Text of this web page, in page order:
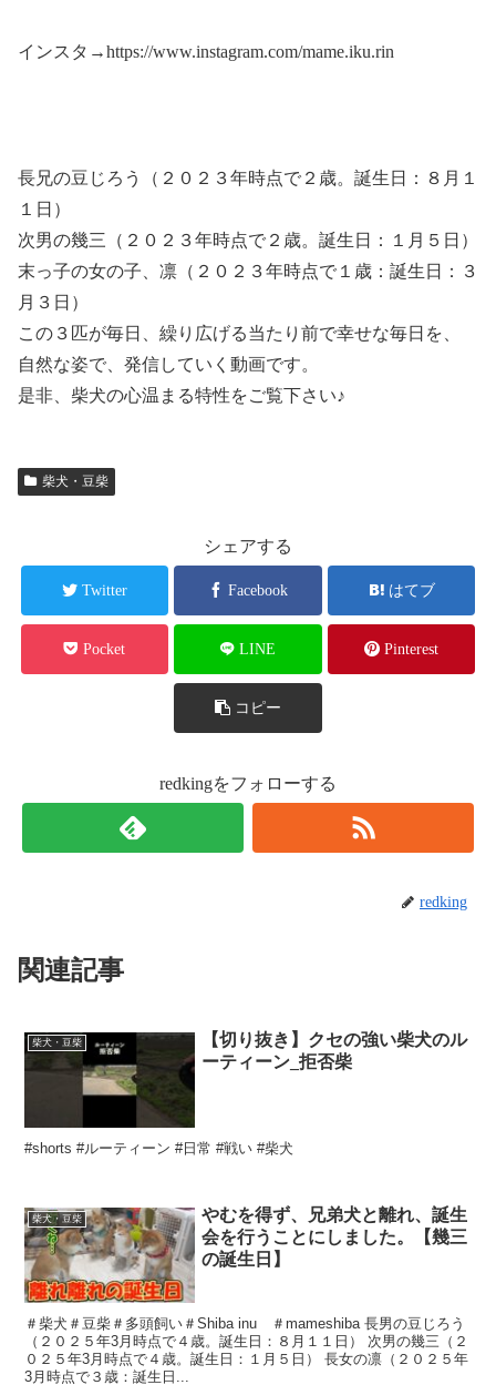
インスタ→https://www.instagram.com/mame.iku.rin
長兄の豆じろう（２０２３年時点で２歳。誕生日：８月１
１日）
次男の幾三（２０２３年時点で２歳。誕生日：１月５日）
末っ子の女の子、凛（２０２３年時点で１歳：誕生日：３
月３日）
この３匹が毎日、繰り広げる当たり前で幸せな毎日を、
自然な姿で、発信していく動画です。
是非、柴犬の心温まる特性をご覧下さい♪
柴犬・豆柴
シェアする
Twitter Facebook はてブ
Pocket LINE Pinterest
コピー
redkingをフォローする
redking
関連記事
柴犬・豆柴
【切り抜き】クセの強い柴犬のル
ーティーン_拒否柴
#shorts #ルーティーン #日常 #戦い #柴犬
柴犬・豆柴
やむを得ず、兄弟犬と離れ、誕生
会を行うことにしました。【幾三
の誕生日】
＃柴犬＃豆柴＃多頭飼い＃Shiba inu ＃mameshiba 長男の豆じろう
（２０２５年3月時点で４歳。誕生日：８月１１日） 次男の幾三（２
０２５年3月時点で４歳。誕生日：１月５日） 長女の凛（２０２５年
3月時点で３歳：誕生日...